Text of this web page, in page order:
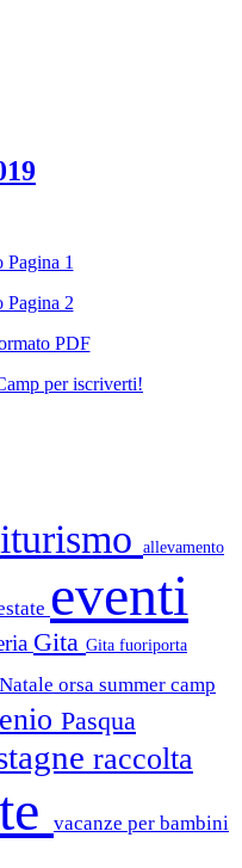
1
2
PDF
per iscriverti!
allevamento
eventi
Gita Gita fuoriporta
Natale orsa summer camp
Pasqua
raccolta
vacanze per bambini